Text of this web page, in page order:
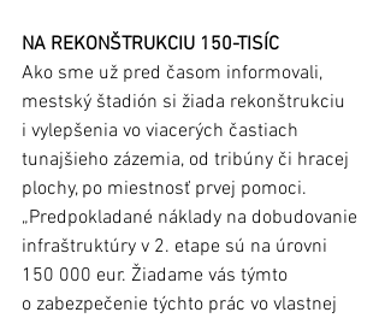
NA REKONŠTRUKCIU 150-TISÍC
Ako sme už pred časom informovali,
mestský štadión si žiada rekonštrukciu
i vylepšenia vo viacerých častiach
tunajšieho zázemia, od tribúny či hracej
plochy, po miestnosť prvej pomoci.
„Predpokladané náklady na dobudovanie
infraštruktúry v 2. etape sú na úrovni
150 000 eur. Žiadame vás týmto
o zabezpečenie týchto prác vo vlastnej